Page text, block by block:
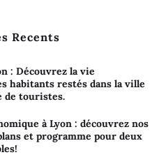
Recents
: Découvrez la vie
habitants restés dans la ville
de touristes.
à Lyon : découvrez nos
et programme pour deux